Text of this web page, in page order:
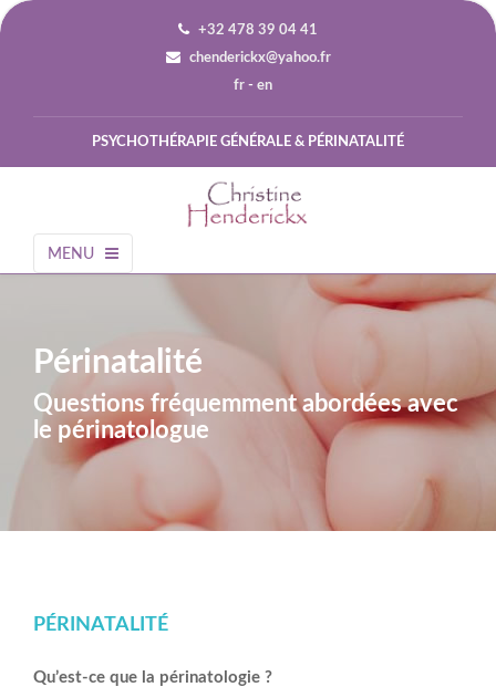
+32 478 39 04 41
chenderickx@yahoo.fr
fr- en
PSYCHOTHÉRAPIE GÉNÉRALE & PÉRINATALITÉ
MENU
Périnatalité
Questions fréquemment abordées avec
le périnatologue
PÉRINATALITÉ
Qu’est-ce que la périnatologie ?